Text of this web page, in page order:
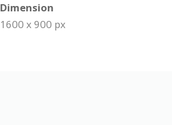
Dimension
1600 x 900 px